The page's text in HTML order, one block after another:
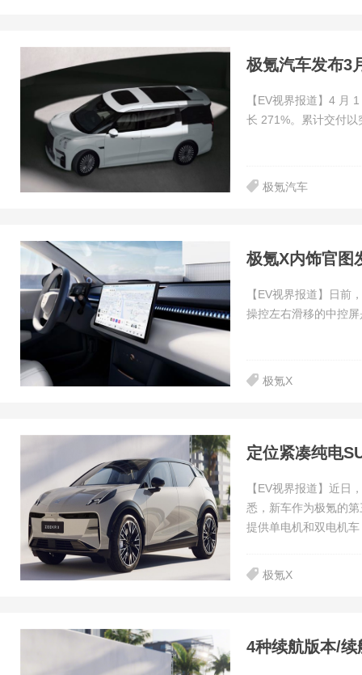
极氪汽车发布3
【EV视界报道】4 月
长 271%。累计交付以
极氪汽车
极氪X内饰官图
【EV视界报道】日前
操控左右滑移的中控
极氪X
定位紧凑纯电
【EV视界报道】近日
悉，新车作为极氪的
提供单电机和双电机车
极氪X
4种续航版本/